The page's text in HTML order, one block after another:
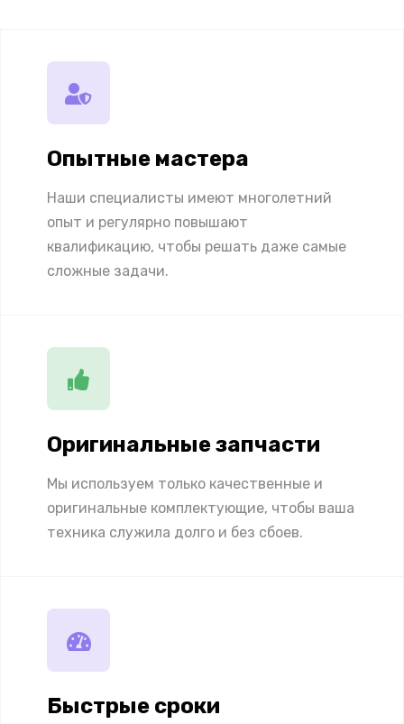
Опытные мастера
Наши специалисты имеют многолетний
опыт и регулярно повышают
квалификацию, чтобы решать даже самые
сложные задачи.
Оригинальные запчасти
Мы используем только качественные и
оригинальные комплектующие, чтобы ваша
техника служила долго и без сбоев.
Быстрые сроки